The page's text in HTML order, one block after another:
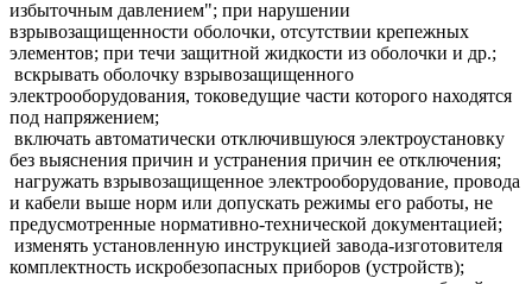
избыточным давлением"; при нарушении
взрывозащищенности оболочки, отсутствии крепежных
элементов; при течи защитной жидкости из оболочки и др.;
вскрывать оболочку взрывозащищенного
электрооборудования, токоведущие части которого находятся
под напряжением;
включать автоматически отключившуюся электроустановку
без выяснения причин и устранения причин ее отключения;
нагружать взрывозащищенное электрооборудование, провода
и кабели выше норм или допускать режимы его работы, не
предусмотренные нормативно-технической документацией;
изменять установленную инструкцией завода-изготовителя
комплектность искробезопасных приборов (устройств);